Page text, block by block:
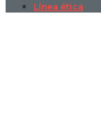
Línea ética